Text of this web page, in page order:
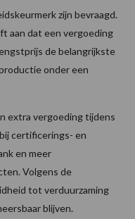
zijn bevraagd.
aan dat een vergoeding
de belangrijkste
onder een
extra vergoeding tijdens
certificerings- en
en meer
Volgens de
tot verduurzaming
blijven.